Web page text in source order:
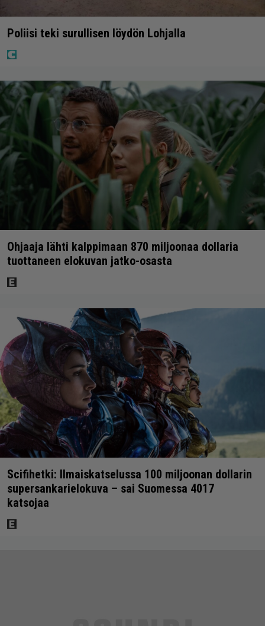
Poliisi teki surullisen löydön Lohjalla
Ohjaaja lähti kalppimaan 870 miljoonaa dollaria
tuottaneen elokuvan jatko-osasta
Scifihetki: Ilmaiskatselussa 100 miljoonan dollarin
supersankarielokuva – sai Suomessa 4017
katsojaa